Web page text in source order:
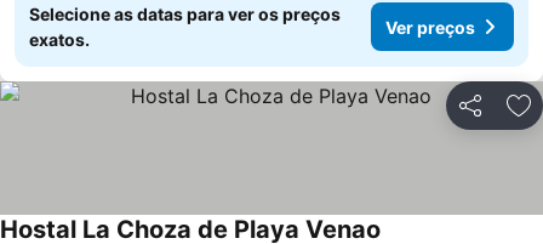
Selecione as datas para ver os preços
exatos.
Ver preços
Partilhar
Hostal La Choza de Playa Venao